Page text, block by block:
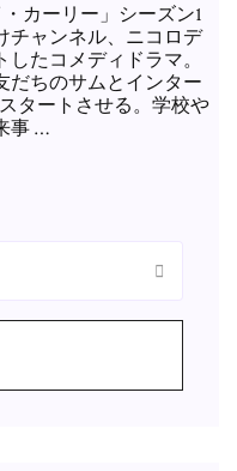
カーリー」シーズン1
チャンネル、ニコロデ
たコメディドラマ。
だちのサムとインター
タートさせる。学校や
事 …